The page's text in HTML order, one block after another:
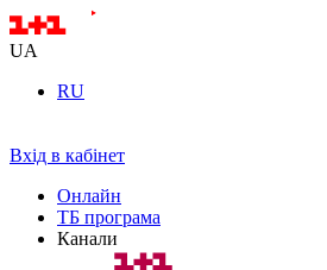
UA
RU
Вхід в кабінет
Онлайн
ТБ програма
Канали